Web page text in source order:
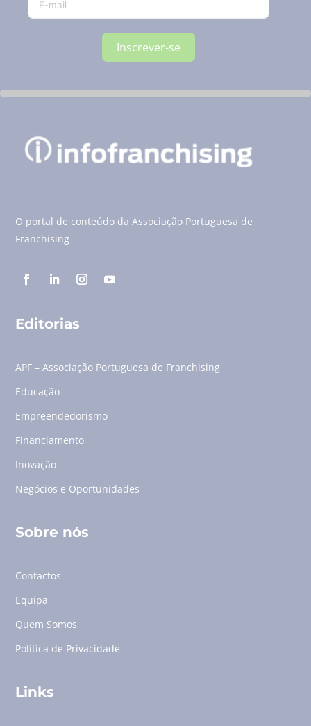
Inscrever-se
O portal de conteúdo da Associação Portuguesa de
Franchising
Editorias
APF – Associação Portuguesa de Franchising
Educação
Empreendedorismo
Financiamento
Inovação
Negócios e Oportunidades
Sobre nós
Contactos
Equipa
Quem Somos
Política de Privacidade
Links